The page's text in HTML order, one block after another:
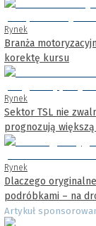
Rynek
Branża
korektę kursu
Rynek
Sektor TSL nie
prognozują
Rynek
Dlaczego
podróbkami – na
Artykuł